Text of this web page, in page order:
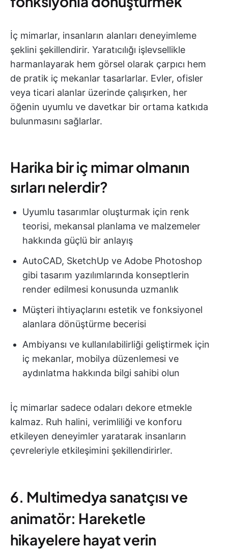
İç mimarlar, insanların alanları deneyimleme
şeklini şekillendirir. Yaratıcılığı işlevsellikle
harmanlayarak hem görsel olarak çarpıcı hem
de pratik iç mekanlar tasarlarlar. Evler, ofisler
veya ticari alanlar üzerinde çalışırken, her
öğenin uyumlu ve davetkar bir ortama katkıda
bulunmasını sağlarlar.
Harika bir iç mimar olmanın
sırları nelerdir?
Uyumlu tasarımlar oluşturmak için renk
teorisi, mekansal planlama ve malzemeler
hakkında güçlü bir anlayış
AutoCAD, SketchUp ve Adobe Photoshop
gibi tasarım yazılımlarında konseptlerin
render edilmesi konusunda uzmanlık
Müşteri ihtiyaçlarını estetik ve fonksiyonel
alanlara dönüştürme becerisi
Ambiyansı ve kullanılabilirliği geliştirmek için
iç mekanlar, mobilya düzenlemesi ve
aydınlatma hakkında bilgi sahibi olun
İç mimarlar sadece odaları dekore etmekle
kalmaz. Ruh halini, verimliliği ve konforu
etkileyen deneyimler yaratarak insanların
çevreleriyle etkileşimini şekillendirirler.
6. Multimedya sanatçısı ve
animatör: Hareketle
hikayelere hayat verin